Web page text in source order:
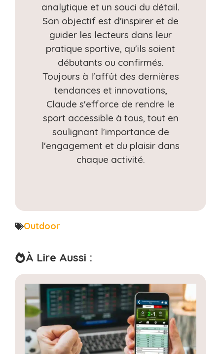
analytique et un souci du détail.
Son objectif est d'inspirer et de
guider les lecteurs dans leur
pratique sportive, qu'ils soient
débutants ou confirmés.
Toujours à l'affût des dernières
tendances et innovations,
Claude s'efforce de rendre le
sport accessible à tous, tout en
soulignant l'importance de
l'engagement et du plaisir dans
chaque activité.
Outdoor
À Lire Aussi :